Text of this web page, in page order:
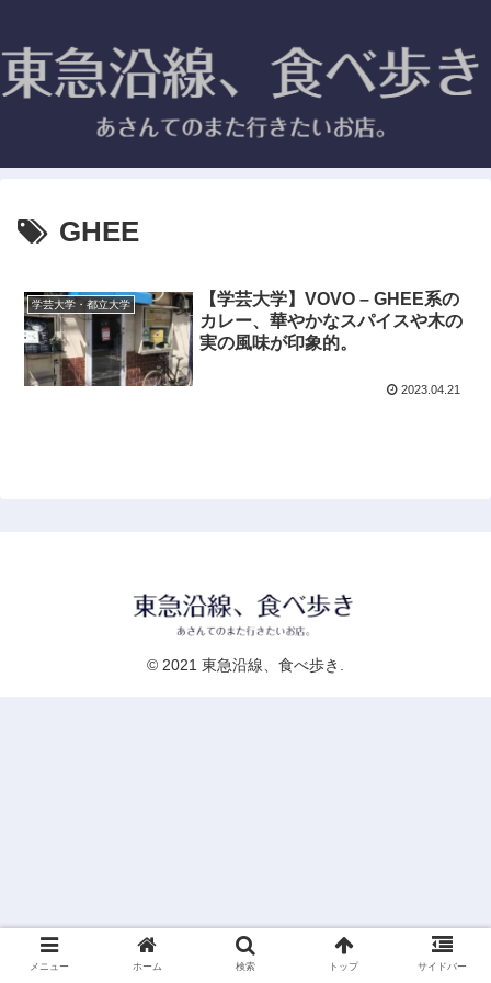
GHEE
学芸大学・都立大学
【学芸大学】VOVO – GHEE系の
カレー、華やかなスパイスや木の
実の風味が印象的。
2023.04.21
© 2021 東急沿線、食べ歩き.
メニュー ホーム 検索 トップ サイドバー